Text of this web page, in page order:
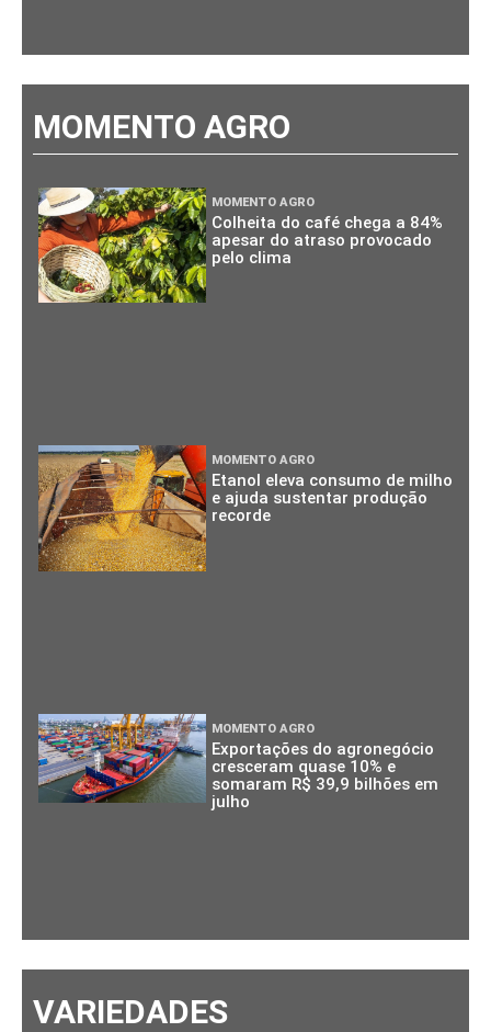
MOMENTO AGRO
MOMENTO AGRO
Colheita do café chega a 84%
apesar do atraso provocado
pelo clima
MOMENTO AGRO
Etanol eleva consumo de milho
e ajuda sustentar produção
recorde
MOMENTO AGRO
Exportações do agronegócio
cresceram quase 10% e
somaram R$ 39,9 bilhões em
julho
VARIEDADES